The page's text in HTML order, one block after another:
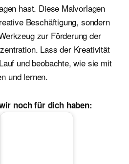
hast. Diese Malvorlagen
Beschäftigung, sondern
zur Förderung der
Lass der Kreativität
und beobachte, wie sie mit
und lernen.
noch für dich haben: